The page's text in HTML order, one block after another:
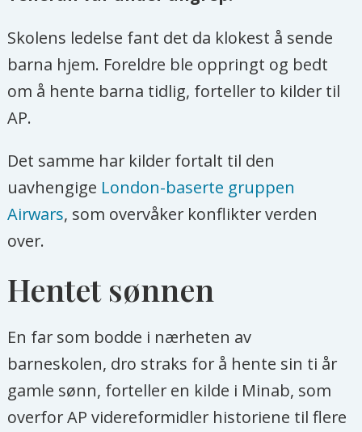
Skolens ledelse fant det da klokest å sende
barna hjem. Foreldre ble oppringt og bedt
om å hente barna tidlig, forteller to kilder til
AP.
Det samme har kilder fortalt til den
uavhengige London-baserte gruppen
Airwars, som overvåker konflikter verden
over.
Hentet sønnen
En far som bodde i nærheten av
barneskolen, dro straks for å hente sin ti år
gamle sønn, forteller en kilde i Minab, som
overfor AP videreformidler historiene til flere